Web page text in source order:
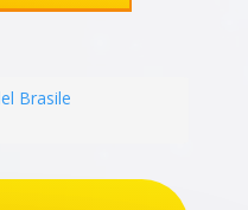
Brasile